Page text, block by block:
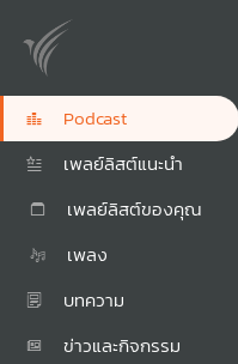
Podcast
เพลย์ลิสต์แนะนำ
เพลย์ลิสต์ของคุณ
เพลง
บทความ
ข่าวและกิจกรรม